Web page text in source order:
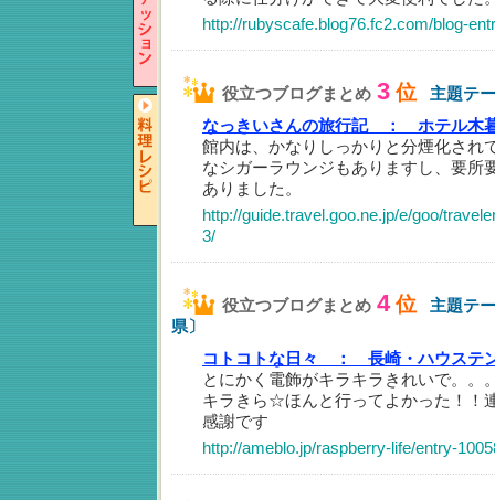
http://rubyscafe.blog76.fc2.com/blog-
役立つブログまとめ 3 位
主題テ
なっきいさんの旅行記 ：
ホテル木
館内は、かなりしっかりと分煙化され
なシガーラウンジもありますし、要所
ありました。
http://guide.travel.goo.ne.jp/e/goo/
3/
役立つブログまとめ 4 位
主題テ
県〕
コトコトな日々 ：
長崎・ハウステ
とにかく電飾がキラキラきれいで。。
キラきら☆ほんと行ってよかった！！
感謝です
http://ameblo.jp/raspberry-life/entry-